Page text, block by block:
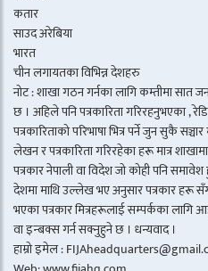
कतार
साउद अरेबिया
भारत
चीन लगायतका विभिन्न देशहरु
नोट : शाखा गठन गर्नका लागि कम्तीमा सात
छ । अहिले पनि पत्रकारिता गरिरहनुभएका ,
पत्रकारिताको परिभाषा भित्र पर्ने जुन सुकै
लेखन र पत्रकारिता गरिरहेका हरू मात्र
पत्रकार नेपाली वा विदेश जो कोही पनि
देशमा माथि उल्लेख भए अनुसार पत्रकार हरू
भएका पत्रकार मित्रहरूलाई सम्पर्कका लागि
वा इन्बक्स गर्न सक्नुहुने छ । धन्यवाद ।
हाम्रो इमेल :